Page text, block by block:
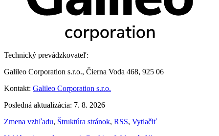
Technický prevádzkovateľ:
Galileo Corporation s.r.o., Čierna Voda 468, 925 06
Kontakt: Galileo Corporation s.r.o.
Posledná aktualizácia: 7. 8. 2026
Zmena vzhľadu, Štruktúra stránok, RSS, Vytlačiť